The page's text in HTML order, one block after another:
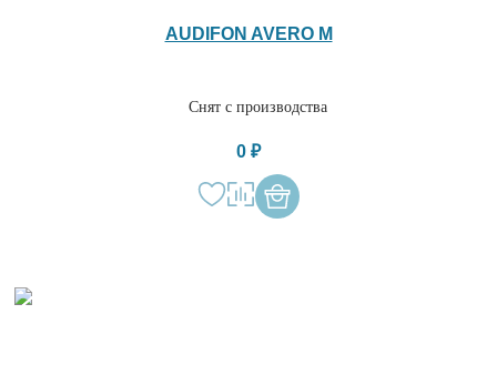
AUDIFON AVERO M
Снят с производства
0 ₽